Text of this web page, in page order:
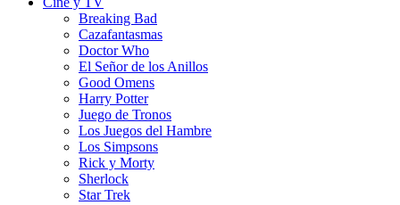
Breaking Bad
Cazafantasmas
Doctor Who
El Señor de los Anillos
Good Omens
Harry Potter
Juego de Tronos
Los Juegos del Hambre
Los Simpsons
Rick y Morty
Sherlock
Star Trek